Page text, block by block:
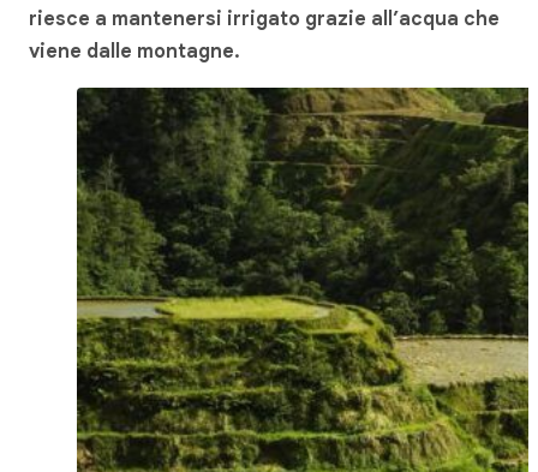
riesce a mantenersi irrigato grazie all’acqua che
viene dalle montagne.